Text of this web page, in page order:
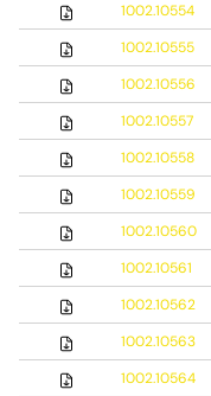
1002.10554
1002.10555
1002.10556
1002.10557
1002.10558
1002.10559
1002.10560
1002.10561
1002.10562
1002.10563
1002.10564